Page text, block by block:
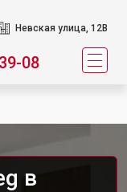
Невская улица, 12В
08
в